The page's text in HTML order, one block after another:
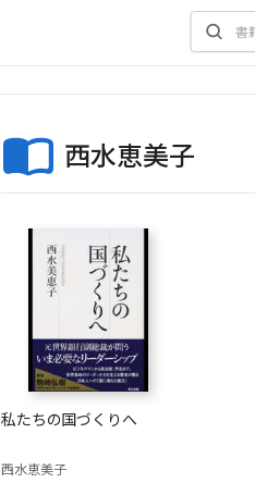
西水恵美子
私たちの国づくりへ
西水恵美子